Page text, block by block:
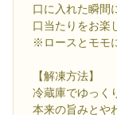
口に入れた瞬間
口当たりをお楽
※ロースとモモ
【解凍方法】
冷蔵庫でゆっく
本来の旨みとや